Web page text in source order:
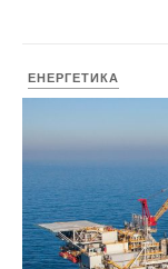
ЕНЕРГЕТИКА